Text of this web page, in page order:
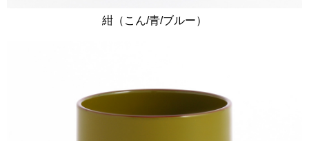
紺（こん/青/ブルー）